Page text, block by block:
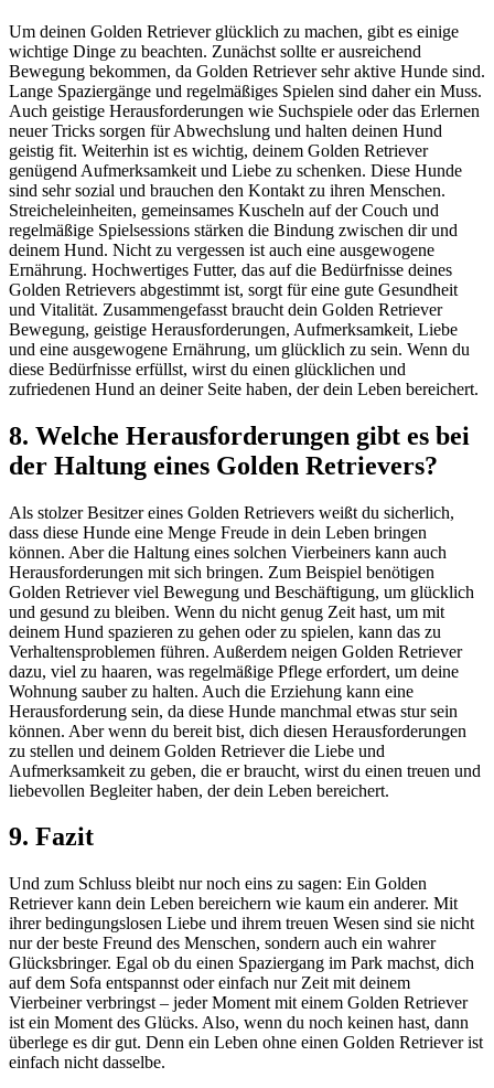
Um deinen Golden Retriever glücklich zu machen, gibt es einige
wichtige Dinge zu beachten. Zunächst sollte er ausreichend
Bewegung bekommen, da Golden Retriever sehr aktive Hunde sind.
Lange Spaziergänge und regelmäßiges Spielen sind daher ein Muss.
Auch geistige Herausforderungen wie Suchspiele oder das Erlernen
neuer Tricks sorgen für Abwechslung und halten deinen Hund
geistig fit. Weiterhin ist es wichtig, deinem Golden Retriever
genügend Aufmerksamkeit und Liebe zu schenken. Diese Hunde
sind sehr sozial und brauchen den Kontakt zu ihren Menschen.
Streicheleinheiten, gemeinsames Kuscheln auf der Couch und
regelmäßige Spielsessions stärken die Bindung zwischen dir und
deinem Hund. Nicht zu vergessen ist auch eine ausgewogene
Ernährung. Hochwertiges Futter, das auf die Bedürfnisse deines
Golden Retrievers abgestimmt ist, sorgt für eine gute Gesundheit
und Vitalität. Zusammengefasst braucht dein Golden Retriever
Bewegung, geistige Herausforderungen, Aufmerksamkeit, Liebe
und eine ausgewogene Ernährung, um glücklich zu sein. Wenn du
diese Bedürfnisse erfüllst, wirst du einen glücklichen und
zufriedenen Hund an deiner Seite haben, der dein Leben bereichert.
8. Welche Herausforderungen gibt es bei
der Haltung eines Golden Retrievers?
Als stolzer Besitzer eines Golden Retrievers weißt du sicherlich,
dass diese Hunde eine Menge Freude in dein Leben bringen
können. Aber die Haltung eines solchen Vierbeiners kann auch
Herausforderungen mit sich bringen. Zum Beispiel benötigen
Golden Retriever viel Bewegung und Beschäftigung, um glücklich
und gesund zu bleiben. Wenn du nicht genug Zeit hast, um mit
deinem Hund spazieren zu gehen oder zu spielen, kann das zu
Verhaltensproblemen führen. Außerdem neigen Golden Retriever
dazu, viel zu haaren, was regelmäßige Pflege erfordert, um deine
Wohnung sauber zu halten. Auch die Erziehung kann eine
Herausforderung sein, da diese Hunde manchmal etwas stur sein
können. Aber wenn du bereit bist, dich diesen Herausforderungen
zu stellen und deinem Golden Retriever die Liebe und
Aufmerksamkeit zu geben, die er braucht, wirst du einen treuen und
liebevollen Begleiter haben, der dein Leben bereichert.
9. Fazit
Und zum Schluss bleibt nur noch eins zu sagen: Ein Golden
Retriever kann dein Leben bereichern wie kaum ein anderer. Mit
ihrer bedingungslosen Liebe und ihrem treuen Wesen sind sie nicht
nur der beste Freund des Menschen, sondern auch ein wahrer
Glücksbringer. Egal ob du einen Spaziergang im Park machst, dich
auf dem Sofa entspannst oder einfach nur Zeit mit deinem
Vierbeiner verbringst – jeder Moment mit einem Golden Retriever
ist ein Moment des Glücks. Also, wenn du noch keinen hast, dann
überlege es dir gut. Denn ein Leben ohne einen Golden Retriever ist
einfach nicht dasselbe.